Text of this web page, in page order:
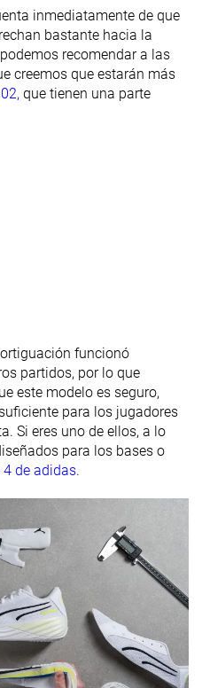
Media Media
Media Media
Decente Decente
Estándar Estándar
Estándar Estándar
Tirador estándar Ninguno
#23 46% inferior #18
#31 27% inferior #14 Top 33%
inmediatamente de que
bastante hacia la
recomendar a las
creemos que estarán más
que tienen una parte
funcionó
partidos, por lo que
este modelo es seguro,
para los jugadores
Si eres uno de ellos, a lo
para los bases o
4 de adidas.